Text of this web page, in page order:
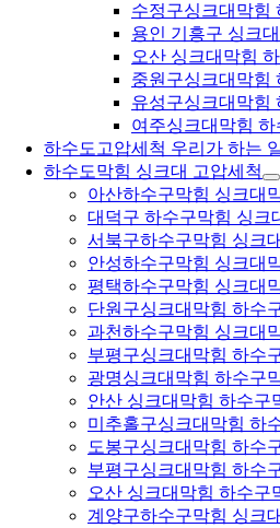
수정구싱크대막힘
용인 기흥구 싱크
오산 싱크대막힘
중원구싱크대막힘
유성구싱크대막힘
여주싱크대막힘
하수도고압세척 우리가 하는
하수도막힘 싱크대 고압세척
아산하수구막힘 싱크대
대덕구 하수구막힘 싱크
서북구하수구막힘 싱크
안성하수구막힘 싱크대
평택하수구막힘 싱크대
단원구싱크대막힘 하수
과천하수구막힘 싱크대
부평구싱크대막힘 하수
광명싱크대막힘 하수구
안산 싱크대막힘 하수구
미추홀구싱크대막힘 하
도봉구싱크대막힘 하수
부평구싱크대막힘 하수
오산 싱크대막힘 하수구
계양구하수구막힘 싱크